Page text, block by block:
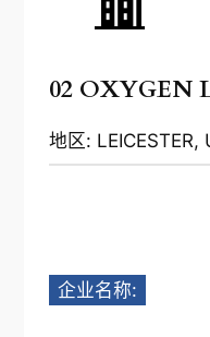
02 OXYGEN
地区:
企业名称: